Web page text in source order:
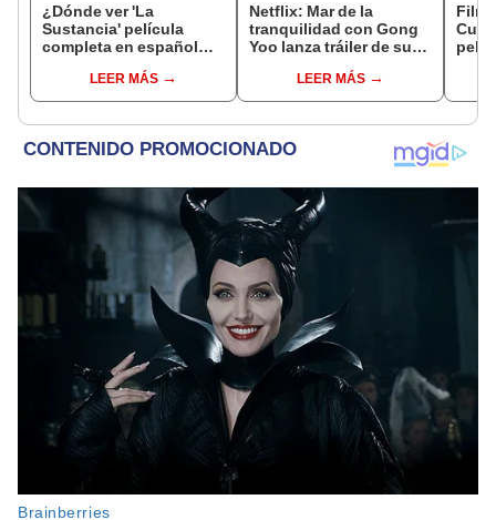
¿Dónde ver 'La
Sustancia' película
completa en español
Moore?LEER MÁS
Netflix: Mar de la
tranquilidad con Gong
Yoo lanza tráiler de su
LEER MÁS